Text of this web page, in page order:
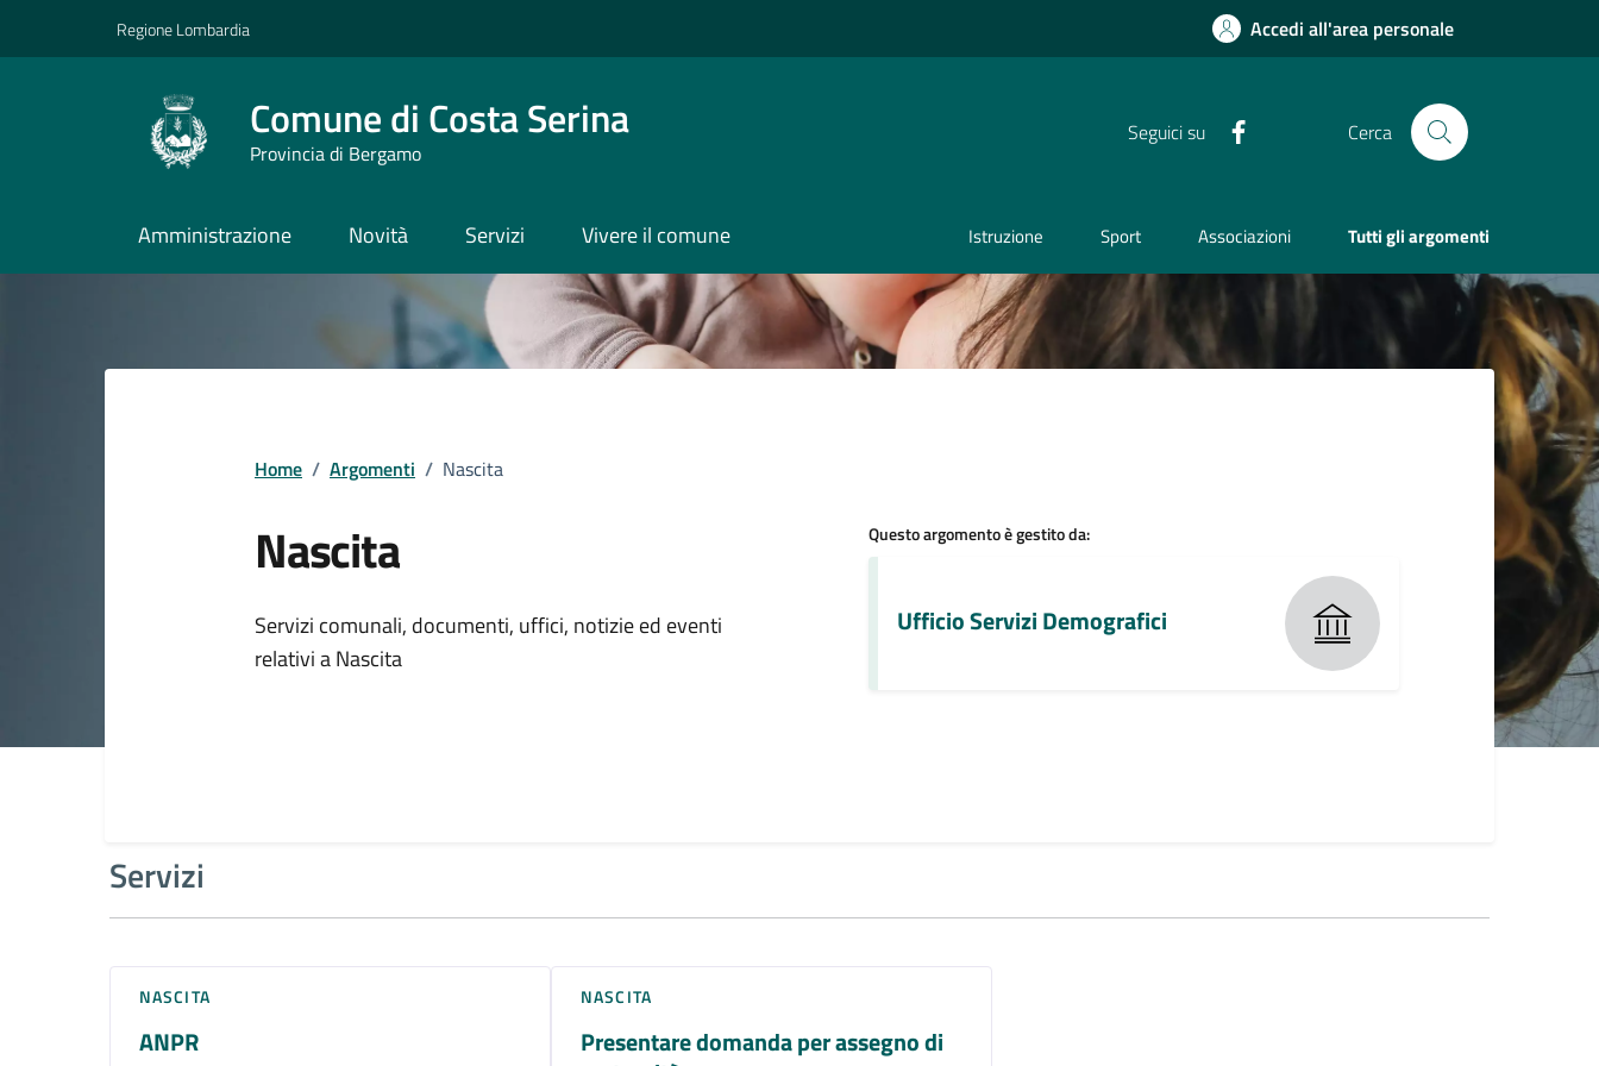
Regione Lombardia Accedi all'area personale
Comune di Costa Serina
Provincia di Bergamo
Seguici su Cerca
Amministrazione Novità Servizi Vivere il comune Istruzione Sport Associazioni Tutti gli argomenti
Home / Argomenti / Nascita
Nascita
Dettagli della notizia
Servizi comunali, documenti, uffici, notizie ed eventi
relativi a Nascita
Questo argomento è gestito da:
Ufficio Servizi Demografici
Servizi
NASCITA
ANPR
NASCITA
Presentare domanda per assegno di